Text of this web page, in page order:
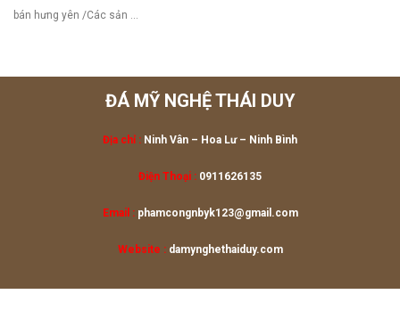
bán hưng yên /Các sản ...
ĐÁ MỸ NGHỆ THÁI DUY
Địa chỉ : Ninh Vân – Hoa Lư – Ninh Bình
Điện Thoại : 0911626135
Email :phamcongnbyk123@gmail.com
Website :damynghethaiduy.com